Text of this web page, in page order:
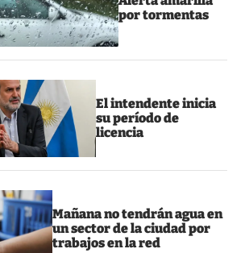
por tormentas
El intendente inicia
su período de
licencia
Mañana no tendrán agua en
un sector de la ciudad por
trabajos en la red